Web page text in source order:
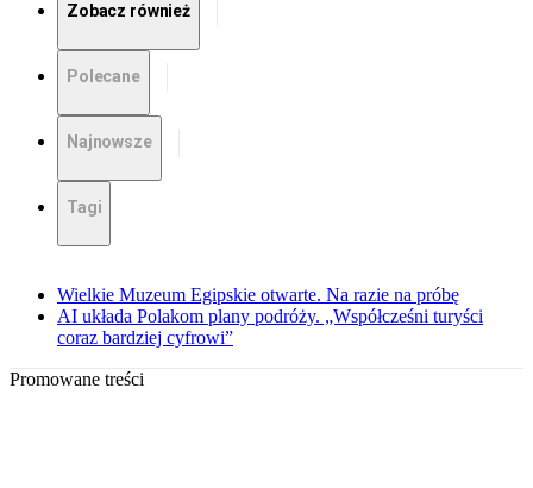
Zobacz również
Polecane
Najnowsze
Tagi
Wielkie Muzeum Egipskie otwarte. Na razie na próbę
AI układa Polakom plany podróży. „Współcześni turyści
coraz bardziej cyfrowi”
Promowane treści